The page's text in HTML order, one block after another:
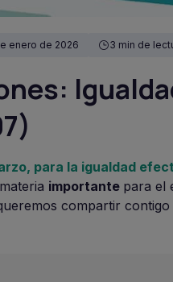
enero de 2026 3 min de
para la igualdad
importante para el
compartir contigo